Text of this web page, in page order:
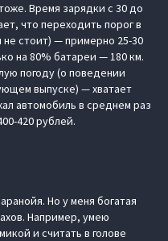
Время зарядки с 30 до
что переходить порог в
стоит) — примерно 25-30
на 80% батареи — 180 км.
погоду (о поведении
выпуске) — хватает
автомобиль в среднем раз
420 рублей.
Но у меня богатая
Например, умею
и считать в голове